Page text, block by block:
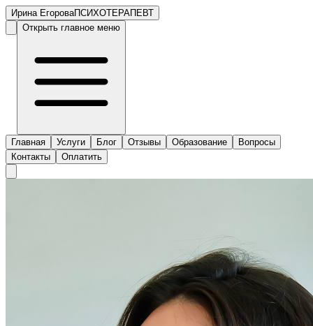
Ирина ЕгороваПСИХОТЕРАПЕВТ
Открыть главное меню
Главная Услуги Блог Отзывы Образование
Вопросы
Контакты
Оплатить